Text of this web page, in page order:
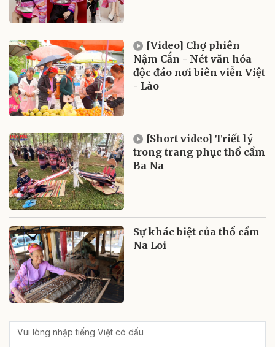
[Video] Chợ phiên
Nậm Cắn - Nét văn hóa
độc đáo nơi biên viễn Việt
- Lào
[Short video] Triết lý
trong trang phục thổ cẩm
Ba Na
Sự khác biệt của thổ cẩm
Na Loi